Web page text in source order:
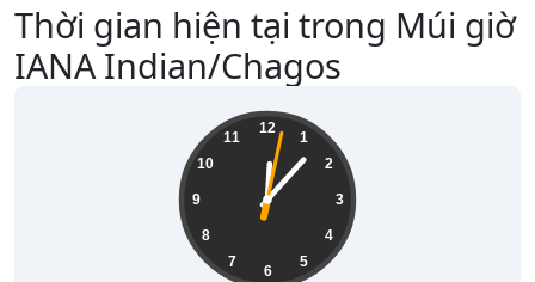
Thời gian hiện tại trong Múi giờ
IANA Indian/Chagos
12
1
2
3
4
5
6
7
8
9
10
11